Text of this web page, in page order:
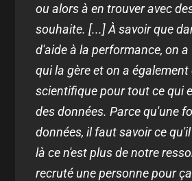
ou alors à en trouver avec
souhaite. [...] À savoir que
d'aide à la performance, on a
qui la gère et on a
scientifique pour tout ce qui
des données. Parce qu'une
données, il faut savoir ce
là ce n'est plus de notre
recruté une personne pour